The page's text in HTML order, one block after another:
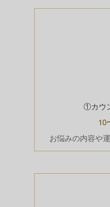
①カウ
10
お悩みの内容や